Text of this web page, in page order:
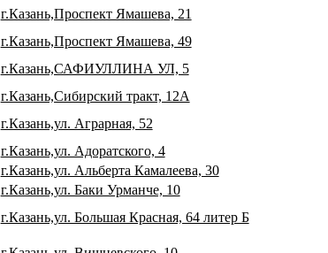
г.Казань,Проспект Ямашева, 21
г.Казань,Проспект Ямашева, 49
г.Казань,САФИУЛЛИНА УЛ, 5
г.Казань,Сибирский тракт, 12А
г.Казань,ул. Аграрная, 52
г.Казань,ул. Адоратского, 4
г.Казань,ул. Альберта Камалеева, 30
г.Казань,ул. Баки Урманче, 10
г.Казань,ул. Большая Красная, 64 литер Б